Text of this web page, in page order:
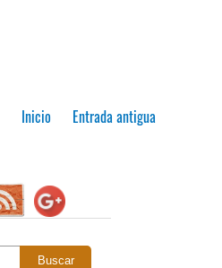
Entrada antigua
Inicio
Buscar